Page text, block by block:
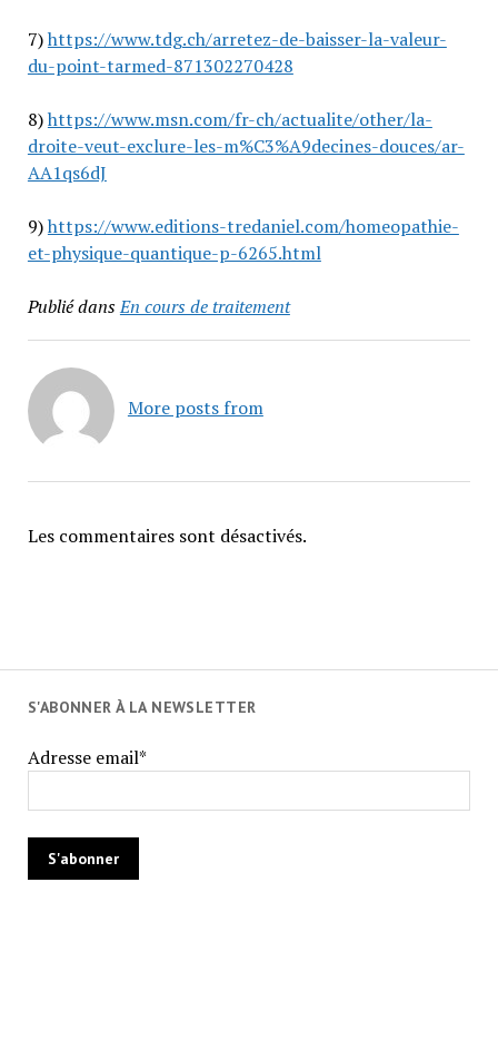
7)https://www.tdg.ch/arretez-de-baisser-la-valeur-
du-point-tarmed-871302270428
8)https://www.msn.com/fr-ch/actualite/other/la-
droite-veut-exclure-les-m%C3%A9decines-douces/ar-
AA1qs6dJ
9)https://www.editions-tredaniel.com/homeopathie-
et-physique-quantique-p-6265.html
Publié dansEn cours de traitement
More posts from
Les commentaires sont désactivés.
S'ABONNER À LA NEWSLETTER
Adresse email*